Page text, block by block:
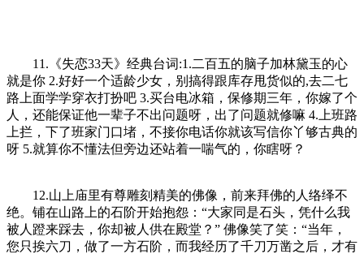
11.《失恋33天》经典台词:1.二百五的脑子加林黛玉的心
就是你 2.好好一个适龄少女，别搞得跟库存甩货似的,去二七
路上面学学穿衣打扮吧 3.买台电冰箱，保修期三年，你嫁了个
人，还能保证他一辈子不出问题呀，出了问题就修嘛 4.上班路
上拦，下了班家门口堵，不接你电话你就该写信你丫够古典的
呀 5.就算你不懂法但旁边还站着一喘气的，你瞎呀？
12.山上庙里有尊雕刻精美的佛像，前来拜佛的人络绎不
绝。铺在山路上的石阶开始抱怨：“大家同是石头，凭什么我
被人蹬来踩去，你却被人供在殿堂？” 佛像笑了笑：“当年，
您只挨六刀，做了一方石阶，而我经历了千刀万凿之后，才有